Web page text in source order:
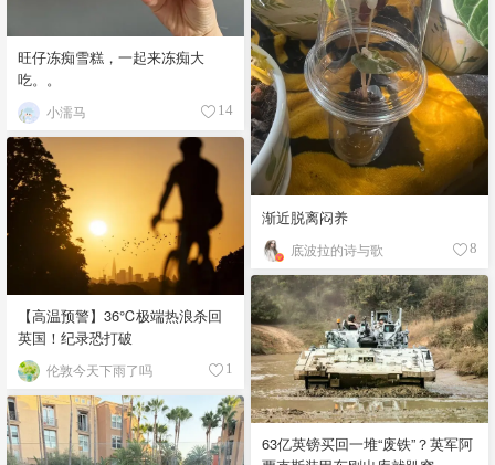
旺仔冻痴雪糕，一起来冻痴大
吃。。
小濡马 14
渐近脱离闷养
底波拉的诗与歌 8
【高温预警】36℃极端热浪杀回
英国！纪录恐打破
伦敦今天下雨了吗 1
63亿英镑买回一堆“废铁”？英军阿